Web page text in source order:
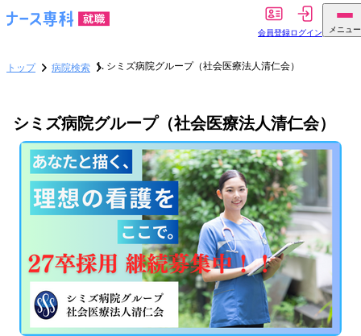
会員登録ログイン メニュー
トップ 病院検索 シミズ病院グループ（社会医療法人清仁会）
シミズ病院グループ（社会医療法人清仁会）